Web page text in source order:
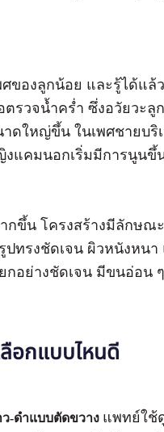
ของลูกน้อย และรู้ได้แล้
รวจน้ำคร่ำ ซึ่งอวัยวะลู
ดใหญ่ขึ้น ในเพศชายบริ
งแคมนอกเริ่มมีการนูนขึ้
กขึ้น โครงสร้างมีลักษณ
ปทรงชัดเจน ผิวหนังหนา
อย่างชัดเจน มีขนอ่อน
อกแบบไหนดี
-ดำแบบตัดขวาง แพทย์ใช้